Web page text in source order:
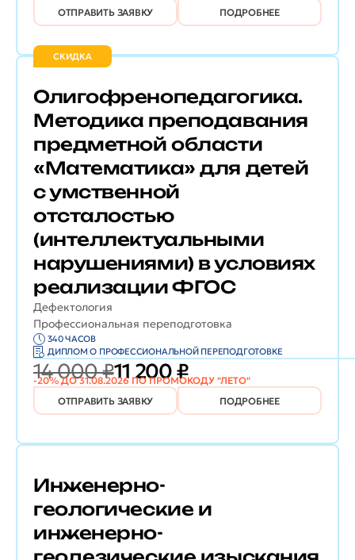
ОТПРАВИТЬ ЗАЯВКУ ПОДРОБНЕЕ
СКИДКА
Дефектология
Профессиональная переподготовка
Олигофренопедагогика.
Методика преподавания
предметной области
«Математика» для детей
с умственной
отсталостью
(интеллектуальными
нарушениями) в условиях
реализации ФГОС
340 ЧАСОВ
ДИПЛОМ О ПРОФЕССИОНАЛЬНОЙ ПЕРЕПОДГОТОВКЕ
14 000 ₽11 200 ₽
-20% ДО 31.08.2026 ПО ПРОМОКОДУ "ЛЕТО"
ОТПРАВИТЬ ЗАЯВКУ
ПОДРОБНЕЕ
Инженерно-
геологические и
инженерно-